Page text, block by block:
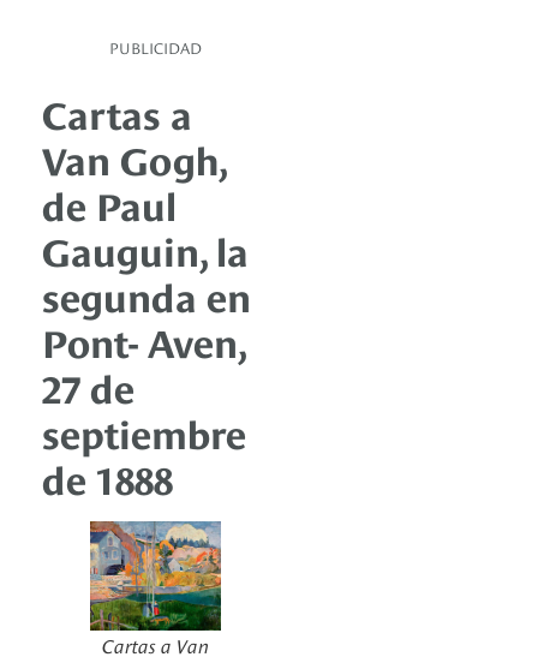
PUBLICIDAD
Cartas a
Van Gogh,
de Paul
Gauguin, la
segunda en
Pont- Aven,
27 de
septiembre
de 1888
Cartas a Van